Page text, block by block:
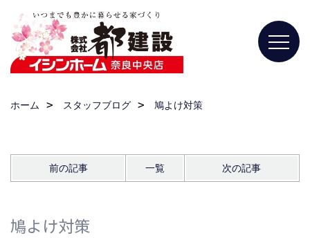
ホーム スタッフブログ 鳩よけ対策
前の記事 一覧 次の記事
鳩よけ対策